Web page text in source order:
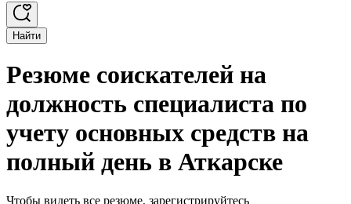
Найти
Резюме соискателей на
должность специалиста по
учету основных средств на
полный день в Аткарске
Чтобы видеть все резюме, зарегистрируйтесь